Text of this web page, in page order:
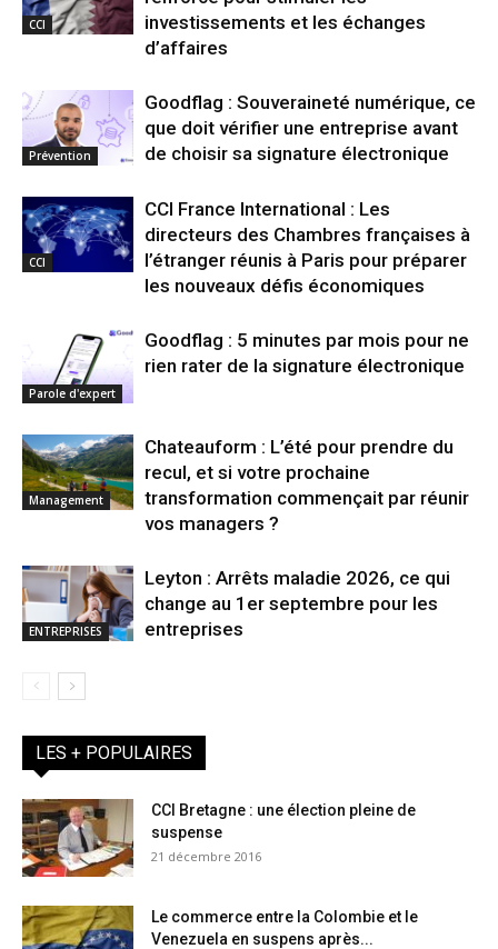
CCI
investissements et les échanges
d’affaires
Prévention
Goodflag : Souveraineté numérique, ce
que doit vérifier une entreprise avant
de choisir sa signature électronique
CCI
CCI France International : Les
directeurs des Chambres françaises à
l’étranger réunis à Paris pour préparer
les nouveaux défis économiques
Parole d'expert
Goodflag : 5 minutes par mois pour ne
rien rater de la signature électronique
Management
Chateauform : L’été pour prendre du
recul, et si votre prochaine
transformation commençait par réunir
vos managers ?
ENTREPRISES
Leyton : Arrêts maladie 2026, ce qui
change au 1er septembre pour les
entreprises
LES + POPULAIRES
CCI Bretagne : une élection pleine de
suspense
21 décembre 2016
Le commerce entre la Colombie et le
Venezuela en suspens après...